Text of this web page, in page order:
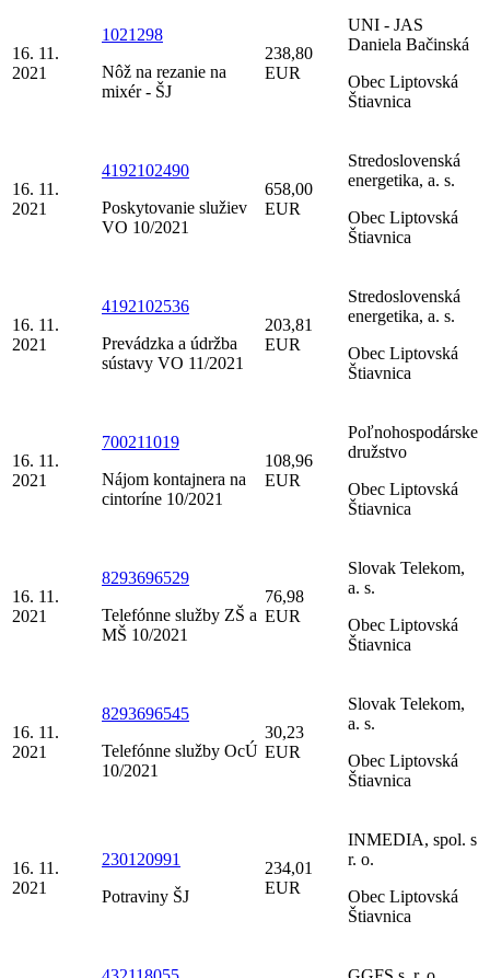
16. 11.
2021
1021298
Nôž na rezanie na
mixér - ŠJ
238,80
EUR
UNI - JAS
Daniela Bačinská
Obec Liptovská
Štiavnica
16. 11.
2021
4192102490
Poskytovanie služiev
VO 10/2021
658,00
EUR
Stredoslovenská
energetika, a. s.
Obec Liptovská
Štiavnica
16. 11.
2021
4192102536
Prevádzka a údržba
sústavy VO 11/2021
203,81
EUR
Stredoslovenská
energetika, a. s.
Obec Liptovská
Štiavnica
16. 11.
2021
700211019
Nájom kontajnera na
cintoríne 10/2021
108,96
EUR
Poľnohospodárske
družstvo
Obec Liptovská
Štiavnica
16. 11.
2021
8293696529
Telefónne služby ZŠ a
MŠ 10/2021
76,98
EUR
Slovak Telekom,
a. s.
Obec Liptovská
Štiavnica
16. 11.
2021
8293696545
Telefónne služby OcÚ
10/2021
30,23
EUR
Slovak Telekom,
a. s.
Obec Liptovská
Štiavnica
16. 11.
2021
230120991
Potraviny ŠJ
234,01
EUR
INMEDIA, spol. s
r. o.
Obec Liptovská
Štiavnica